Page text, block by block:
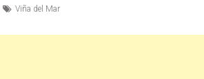
Viña del Mar